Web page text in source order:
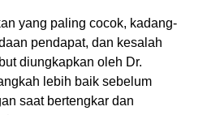
yang paling cocok, kadang-
pendapat, dan kesalah
diungkapkan oleh Dr.
lebih baik sebelum
saat bertengkar dan